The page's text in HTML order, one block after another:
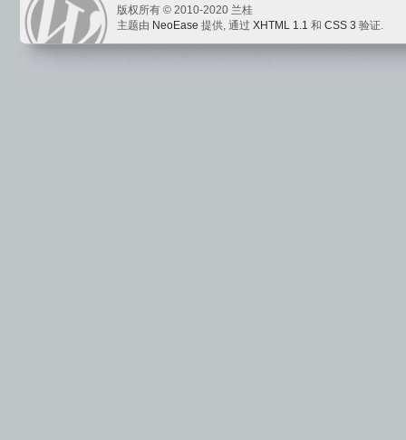
版权所有 © 2010-2020 兰桂
主题由 NeoEase 提供, 通过 XHTML 1.1 和 CSS 3 验证.